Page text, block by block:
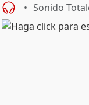
Sonido